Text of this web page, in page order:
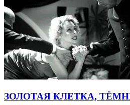
ЗОЛОТАЯ КЛЕТКА,